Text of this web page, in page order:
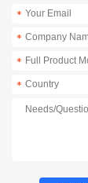
*
*
*
*